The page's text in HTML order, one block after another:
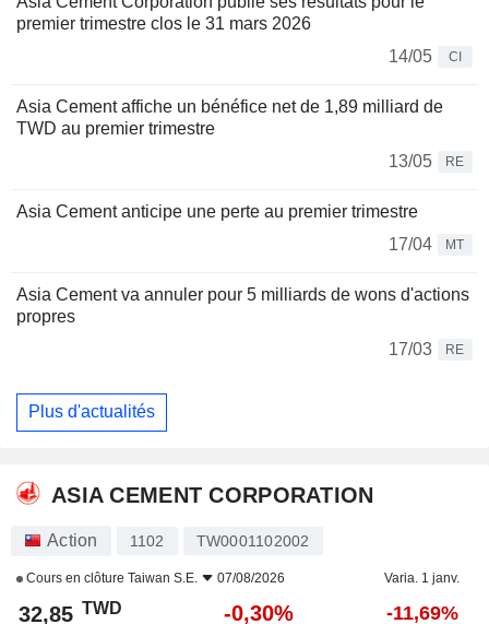
premier trimestre clos le 31 mars 2026
14/05
CI
Asia Cement affiche un bénéfice net de 1,89 milliard de
TWD au premier trimestre
13/05
RE
Asia Cement anticipe une perte au premier trimestre
17/04
MT
Asia Cement va annuler pour 5 milliards de wons d'actions
propres
17/03
RE
Plus d'actualités
ASIA CEMENT CORPORATION
Action 1102 TW0001102002
Cours en clôture Taiwan S.E. 07/08/2026 Varia. 1 janv.
32,85 TWD -0,30% -11,69%